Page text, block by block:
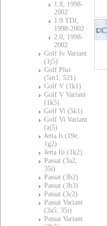
1.8, 1998-
2002
1.9 TDI,
1998-2002
2.0, 1998-
2002
Golf Iv Variant
(1j5)
Golf Plus
(5m1, 521)
Golf V (1k1)
Golf V Variant
(1k5)
Golf Vi (5k1)
Golf Vi Variant
(aj5)
Jetta Ii (19e,
1g2)
Jetta Iii (1k2)
Passat (3a2,
35i)
Passat (3b2)
Passat (3b3)
Passat (3c2)
Passat Variant
(3a5, 35i)
Passat Variant